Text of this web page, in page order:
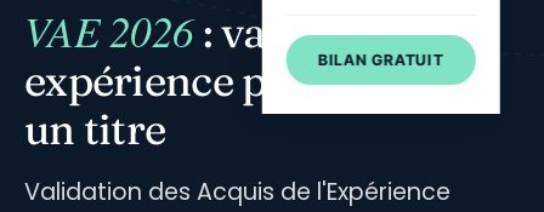
BILAN GRATUIT
VAE 2026: valoriser ton
expérience pour obtenir
un titre
Validation des Acquis de l'Expérience